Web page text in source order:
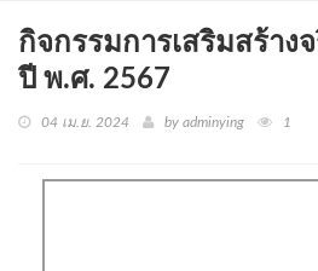
กิจกรรมการเสริมสร้าง
ปี พ.ศ. 2567
04 เม.ย. 2024 by adminying 1